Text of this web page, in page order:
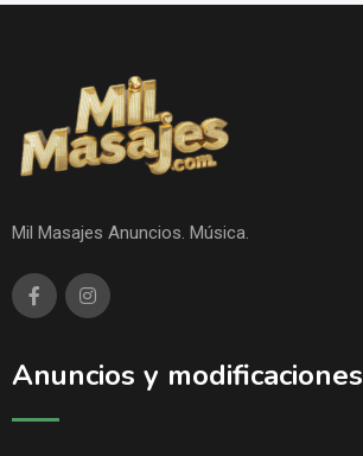
Mil Masajes Anuncios. Música.
Anuncios y modificaciones